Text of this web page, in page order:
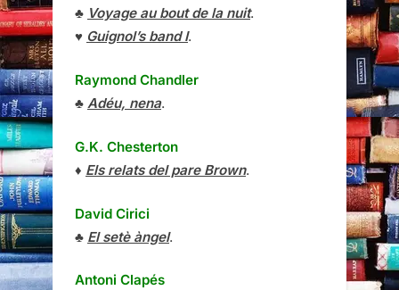
♣ Voyage au bout de la nuit.
♥ Guignol’s band I.
Raymond Chandler
♣ Adéu, nena.
G.K. Chesterton
♦ Els relats del pare Brown.
David Cirici
♣ El setè àngel.
Antoni Clapés